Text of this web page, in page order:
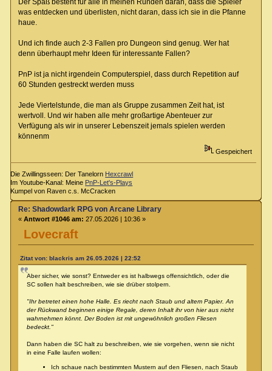
Der Spaß besteht für alle in meinen Runden daran, dass die Spieler
was entdecken und überlisten, nicht daran, dass ich sie in die Pfanne
haue.
Und ich finde auch 2-3 Fallen pro Dungeon sind genug. Wer hat
denn überhaupt mehr Ideen für interessante Fallen?
PnP ist ja nicht irgendein Computerspiel, dass durch Repetition auf
60 Stunden gestreckt werden muss
Jede Viertelstunde, die man als Gruppe zusammen Zeit hat, ist
wertvoll. Und wir haben alle mehr großartige Abenteuer zur
Verfügung als wir in unserer Lebenszeit jemals spielen werden
könnenm
Gespeichert
Die Zwillingsseen: Der Tanelorn Hexcrawl
Im Youtube-Kanal: Meine PnP-Let's-Plays
Kumpel von Raven c.s. McCracken
Lovecraft
Re: Shadowdark RPG von Arcane Library
« Antwort #1046 am: 27.05.2026 | 10:36 »
Zitat von: blackris am 26.05.2026 | 22:52
Aber sicher, wie sonst? Entweder es ist halbwegs offensichtlich, oder die
SC sollen halt beschreiben, wie sie drüber stolpern.
"Ihr betretet einen hohe Halle. Es riecht nach Staub und altem Papier. An
der Rückwand beginnen einige Regale, deren Inhalt ihr von hier aus nicht
wahrnehmen könnt. Der Boden ist mit ungewöhnlich großen Fliesen
bedeckt."
Dann haben die SC halt zu beschreiben, wie sie vorgehen, wenn sie nicht
in eine Falle laufen wollen:
Ich schaue nach bestimmten Mustern auf den Fliesen, nach Staub